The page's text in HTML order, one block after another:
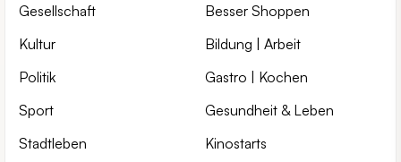
Gesellschaft
Kultur
Politik
Sport
Stadtleben
Besser Shoppen
Bildung | Arbeit
Gastro | Kochen
Gesundheit & Leben
Kinostarts